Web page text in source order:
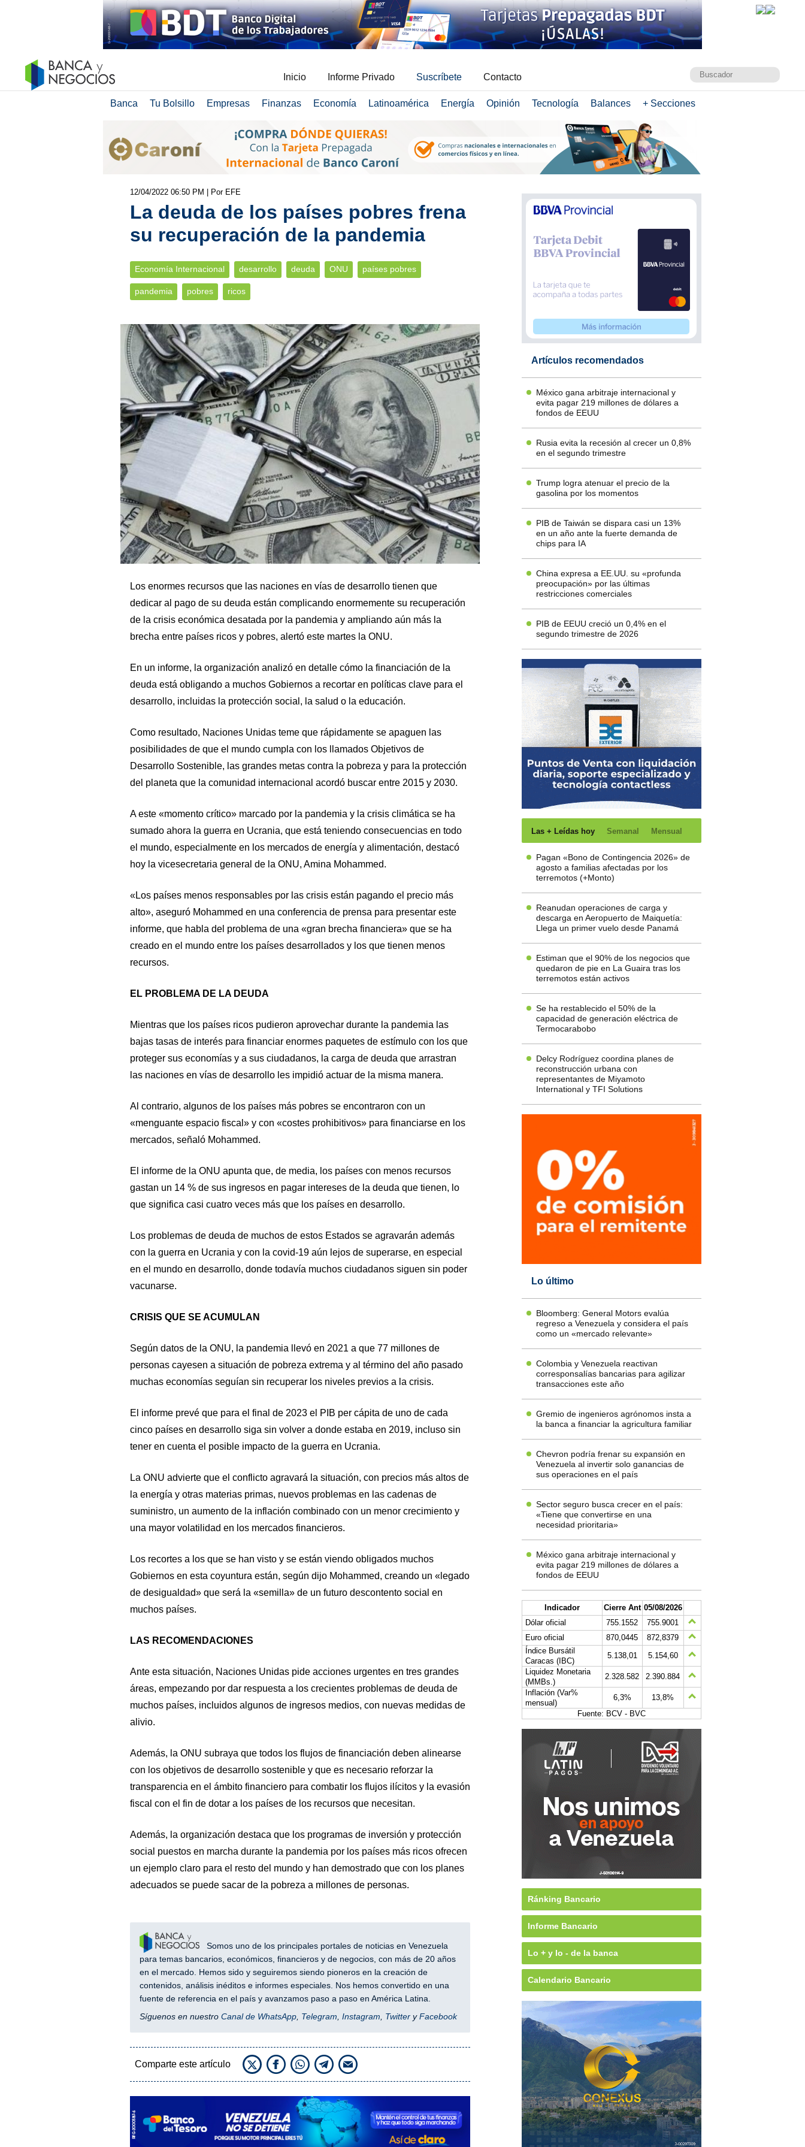
Inicio Informe Privado Suscríbete Contacto
Banca Tu Bolsillo Empresas Finanzas Economía Latinoamérica Energía Opinión Tecnología Balances + Secciones
12/04/2022 06:50 PM | Por EFE
La deuda de los países pobres frena
su recuperación de la pandemia
Economía Internacional desarrollo deuda ONU países pobres
pandemia pobres ricos
Los enormes recursos que las naciones en vías de desarrollo tienen que
dedicar al pago de su deuda están complicando enormemente su recuperación
de la crisis económica desatada por la pandemia y ampliando aún más la
brecha entre países ricos y pobres, alertó este martes la ONU.
En un informe, la organización analizó en detalle cómo la financiación de la
deuda está obligando a muchos Gobiernos a recortar en políticas clave para el
desarrollo, incluidas la protección social, la salud o la educación.
Como resultado, Naciones Unidas teme que rápidamente se apaguen las
posibilidades de que el mundo cumpla con los llamados Objetivos de
Desarrollo Sostenible, las grandes metas contra la pobreza y para la protección
del planeta que la comunidad internacional acordó buscar entre 2015 y 2030.
A este «momento crítico» marcado por la pandemia y la crisis climática se ha
sumado ahora la guerra en Ucrania, que está teniendo consecuencias en todo
el mundo, especialmente en los mercados de energía y alimentación, destacó
hoy la vicesecretaria general de la ONU, Amina Mohammed.
«Los países menos responsables por las crisis están pagando el precio más
alto», aseguró Mohammed en una conferencia de prensa para presentar este
informe, que habla del problema de una «gran brecha financiera» que se ha
creado en el mundo entre los países desarrollados y los que tienen menos
recursos.
EL PROBLEMA DE LA DEUDA
Mientras que los países ricos pudieron aprovechar durante la pandemia las
bajas tasas de interés para financiar enormes paquetes de estímulo con los que
proteger sus economías y a sus ciudadanos, la carga de deuda que arrastran
las naciones en vías de desarrollo les impidió actuar de la misma manera.
Al contrario, algunos de los países más pobres se encontraron con un
«menguante espacio fiscal» y con «costes prohibitivos» para financiarse en los
mercados, señaló Mohammed.
El informe de la ONU apunta que, de media, los países con menos recursos
gastan un 14 % de sus ingresos en pagar intereses de la deuda que tienen, lo
que significa casi cuatro veces más que los países en desarrollo.
Los problemas de deuda de muchos de estos Estados se agravarán además
con la guerra en Ucrania y con la covid-19 aún lejos de superarse, en especial
en el mundo en desarrollo, donde todavía muchos ciudadanos siguen sin poder
vacunarse.
CRISIS QUE SE ACUMULAN
Según datos de la ONU, la pandemia llevó en 2021 a que 77 millones de
personas cayesen a situación de pobreza extrema y al término del año pasado
muchas economías seguían sin recuperar los niveles previos a la crisis.
El informe prevé que para el final de 2023 el PIB per cápita de uno de cada
cinco países en desarrollo siga sin volver a donde estaba en 2019, incluso sin
tener en cuenta el posible impacto de la guerra en Ucrania.
La ONU advierte que el conflicto agravará la situación, con precios más altos de
la energía y otras materias primas, nuevos problemas en las cadenas de
suministro, un aumento de la inflación combinado con un menor crecimiento y
una mayor volatilidad en los mercados financieros.
Los recortes a los que se han visto y se están viendo obligados muchos
Gobiernos en esta coyuntura están, según dijo Mohammed, creando un «legado
de desigualdad» que será la «semilla» de un futuro descontento social en
muchos países.
LAS RECOMENDACIONES
Ante esta situación, Naciones Unidas pide acciones urgentes en tres grandes
áreas, empezando por dar respuesta a los crecientes problemas de deuda de
muchos países, incluidos algunos de ingresos medios, con nuevas medidas de
alivio.
Además, la ONU subraya que todos los flujos de financiación deben alinearse
con los objetivos de desarrollo sostenible y que es necesario reforzar la
transparencia en el ámbito financiero para combatir los flujos ilícitos y la evasión
fiscal con el fin de dotar a los países de los recursos que necesitan.
Además, la organización destaca que los programas de inversión y protección
social puestos en marcha durante la pandemia por los países más ricos ofrecen
un ejemplo claro para el resto del mundo y han demostrado que con los planes
adecuados se puede sacar de la pobreza a millones de personas.
Somos uno de los principales portales de noticias en Venezuela
para temas bancarios, económicos, financieros y de negocios, con más de 20 años
en el mercado. Hemos sido y seguiremos siendo pioneros en la creación de
contenidos, análisis inéditos e informes especiales. Nos hemos convertido en una
fuente de referencia en el país y avanzamos paso a paso en América Latina.
Síguenos en nuestro Canal de WhatsApp, Telegram, Instagram, TwitteryFacebook
Comparte este artículo
Artículos recomendados
México gana arbitraje internacional y
evita pagar 219 millones de dólares a
fondos de EEUU
Rusia evita la recesión al crecer un 0,8%
en el segundo trimestre
Trump logra atenuar el precio de la
gasolina por los momentos
PIB de Taiwán se dispara casi un 13%
en un año ante la fuerte demanda de
chips para IA
China expresa a EE.UU. su «profunda
preocupación» por las últimas
restricciones comerciales
PIB de EEUU creció un 0,4% en el
segundo trimestre de 2026
Las + Leídas hoy Semanal Mensual
Pagan «Bono de Contingencia 2026» de
agosto a familias afectadas por los
terremotos (+Monto)
Reanudan operaciones de carga y
descarga en Aeropuerto de Maiquetía:
Llega un primer vuelo desde Panamá
Estiman que el 90% de los negocios que
quedaron de pie en La Guaira tras los
terremotos están activos
Se ha restablecido el 50% de la
capacidad de generación eléctrica de
Termocarabobo
Delcy Rodríguez coordina planes de
reconstrucción urbana con
representantes de Miyamoto
International y TFI Solutions
Lo último
Bloomberg: General Motors evalúa
regreso a Venezuela y considera el país
como un «mercado relevante»
Colombia y Venezuela reactivan
corresponsalías bancarias para agilizar
transacciones este año
Gremio de ingenieros agrónomos insta a
la banca a financiar la agricultura familiar
Chevron podría frenar su expansión en
Venezuela al invertir solo ganancias de
sus operaciones en el país
Sector seguro busca crecer en el país:
«Tiene que convertirse en una
necesidad prioritaria»
México gana arbitraje internacional y
evita pagar 219 millones de dólares a
fondos de EEUU
Indicador Cierre Ant 05/08/2026
Dólar oficial
755.1552
755.9001
Euro oficial
870,0445
872,8379
Índice Bursátil
Caracas (IBC)
5.138,01
5.154,60
Liquidez Monetaria
(MMBs.)
2.328.582
2.390.884
Inflación (Var%
mensual)
6,3%
13,8%
Fuente: BCV - BVC
Ránking Bancario
Informe Bancario
Lo + y lo - de la banca
Calendario Bancario